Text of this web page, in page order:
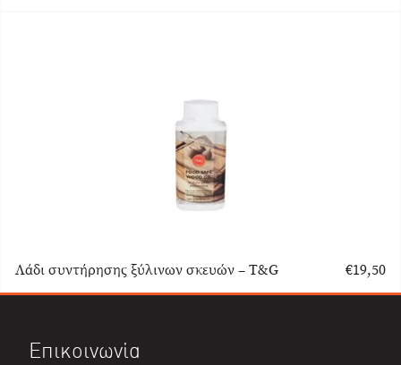
Λάδι συντήρησης ξύλινων σκευών – T&G €19,50
Επικοινωνία